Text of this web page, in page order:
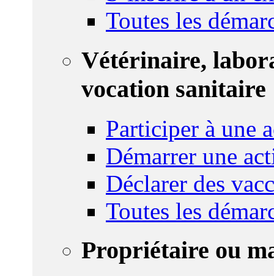
Toutes les
Vétérinaire,
vocation sanitaire
Participer à une
Démarrer une
Déclarer des
Toutes les
Propriétaire ou